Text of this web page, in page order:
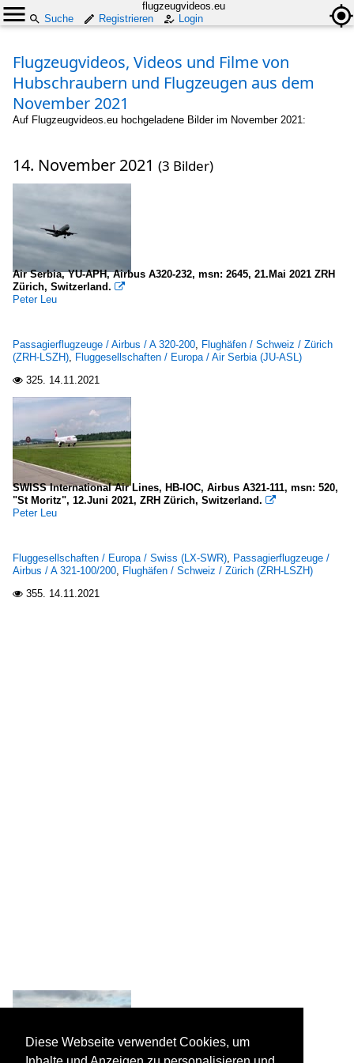
flugzeugvideos.eu
Suche
Registrieren Login
Flugzeugvideos, Videos und Filme von
Hubschraubern und Flugzeugen aus dem
November 2021
Auf Flugzeugvideos.eu hochgeladene Bilder im November 2021:
14. November 2021 (3 Bilder)
Air Serbia, YU-APH, Airbus A320-232, msn: 2645, 21.Mai 2021 ZRH
Zürich, Switzerland. 
Peter Leu
Passagierflugzeuge / Airbus / A 320-200, Flughäfen / Schweiz / Zürich
(ZRH-LSZH), Fluggesellschaften / Europa / Air Serbia (JU-ASL)
 325. 14.11.2021
SWISS International Air Lines, HB-IOC, Airbus A321-111, msn: 520,
"St Moritz", 12.Juni 2021, ZRH Zürich, Switzerland. 
Peter Leu
Fluggesellschaften / Europa / Swiss (LX-SWR), Passagierflugzeuge /
Airbus / A 321-100/200, Flughäfen / Schweiz / Zürich (ZRH-LSZH)
 355. 14.11.2021
Diese Webseite verwendet Cookies, um